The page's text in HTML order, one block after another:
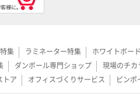
集 ラミネーター特集 ホワイトボー
ダンボール専門ショップ 現場のチカ
トア オフィスづくりサービス ピンポ